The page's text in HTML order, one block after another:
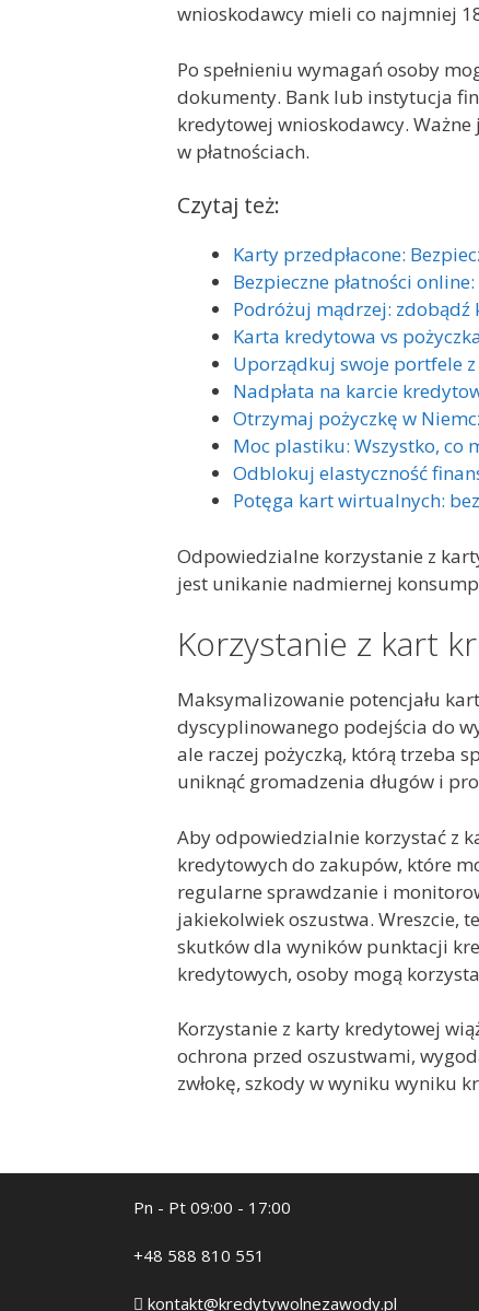
wnioskodawcy mieli co najmniej
Po spełnieniu wymagań osoby
dokumenty. Bank lub instytucja
kredytowej wnioskodawcy. Ważne
w płatnościach.
Czytaj też:
Karty przedpłacone:
Bezpieczne płatności
Podróżuj mądrzej:
Karta kredytowa vs
Uporządkuj swoje portfele
Nadpłata na karcie
Otrzymaj pożyczkę w
Moc plastiku: Wszystko, co
Odblokuj elastyczność
Potęga kart wirtualnych:
Odpowiedzialne korzystanie z
jest unikanie nadmiernej
Korzystanie z kart
Maksymalizowanie potencjału
dyscyplinowanego podejścia do
ale raczej pożyczką, którą trzeba
uniknąć gromadzenia długów i
Aby odpowiedzialnie korzystać z
kredytowych do zakupów, które
regularne sprawdzanie i
jakiekolwiek oszustwa. Wreszcie,
skutków dla wyników punktacji
kredytowych, osoby mogą
Korzystanie z karty kredytowej
ochrona przed oszustwami,
zwłokę, szkody w wyniku wyniku
Pn - Pt 09:00 - 17:00
+48 588 810 551
kontakt@kredytywolnezawody.pl